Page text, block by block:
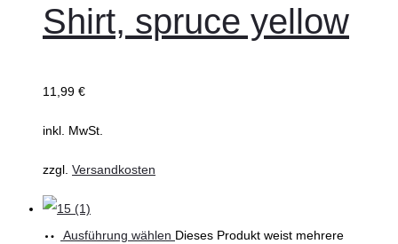
Shirt, spruce yellow
11,99 €
inkl. MwSt.
zzgl. Versandkosten
Ausführung wählen Dieses Produkt weist mehrere